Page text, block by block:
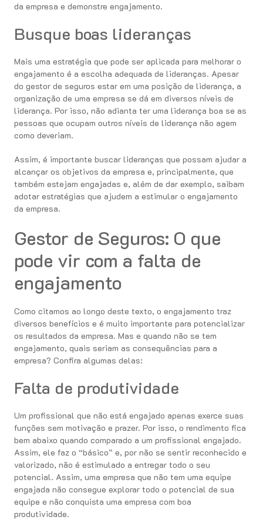
da empresa e demonstre engajamento.
Busque boas lideranças
Mais uma estratégia que pode ser aplicada para melhorar o
engajamento é a escolha adequada de lideranças. Apesar
do gestor de seguros estar em uma posição de liderança, a
organização de uma empresa se dá em diversos níveis de
liderança. Por isso, não adianta ter uma liderança boa se as
pessoas que ocupam outros níveis de liderança não agem
como deveriam.
Assim, é importante buscar lideranças que possam ajudar a
alcançar os objetivos da empresa e, principalmente, que
também estejam engajadas e, além de dar exemplo, saibam
adotar estratégias que ajudem a estimular o engajamento
da empresa.
Gestor de Seguros: O que
pode vir com a falta de
engajamento
Como citamos ao longo deste texto, o engajamento traz
diversos benefícios e é muito importante para potencializar
os resultados da empresa. Mas e quando não se tem
engajamento, quais seriam as consequências para a
empresa? Confira algumas delas:
Falta de produtividade
Um profissional que não está engajado apenas exerce suas
funções sem motivação e prazer. Por isso, o rendimento fica
bem abaixo quando comparado a um profissional engajado.
Assim, ele faz o “básico” e, por não se sentir reconhecido e
valorizado, não é estimulado a entregar todo o seu
potencial. Assim, uma empresa que não tem uma equipe
engajada não consegue explorar todo o potencial de sua
equipe e não conquista uma empresa com boa
produtividade.